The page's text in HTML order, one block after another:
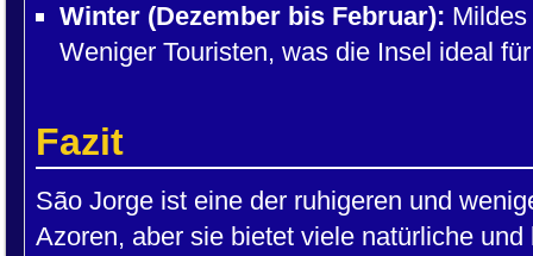
Winter (Dezember bis Februar):
Weniger Touristen, was die Insel ideal
Fazit
São Jorge ist eine der ruhigeren und
Azoren, aber sie bietet viele natürliche